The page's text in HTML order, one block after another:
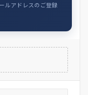
ルアドレスのご登録